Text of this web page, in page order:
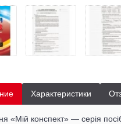
Характеристики
«Мій конспект» — серія